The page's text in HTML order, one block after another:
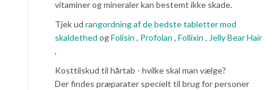
vitaminer og mineraler kan bestemt ikke skade.
Tjek ud rangordning af de bedste tabletter mod
skaldethed ogFolisin , Profolan , Follixin , Jelly Bear Hair
,
Kosttilskud til hårtab - hvilke skal man vælge?
Der findes præparater specielt til brug for personer